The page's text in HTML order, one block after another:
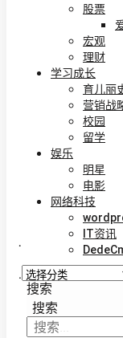
股票
宏观
理财
学习成长
育儿丽
营销战
校园
留学
娱乐
明星
电影
网络科技
IT资讯
.
.
搜索
搜索